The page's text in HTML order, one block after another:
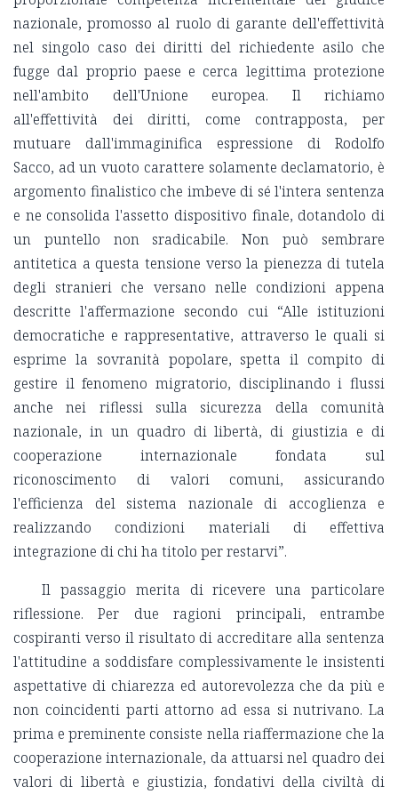
nazionale, promosso al ruolo di garante dell'effettività
nel singolo caso dei diritti del richiedente asilo che
fugge dal proprio paese e cerca legittima protezione
nell'ambito dell'Unione europea. Il richiamo
all'effettività dei diritti, come contrapposta, per
mutuare dall'immaginifica espressione di Rodolfo
Sacco, ad un vuoto carattere solamente declamatorio, è
argomento finalistico che imbeve di sé l'intera sentenza
e ne consolida l'assetto dispositivo finale, dotandolo di
un puntello non sradicabile. Non può sembrare
antitetica a questa tensione verso la pienezza di tutela
degli stranieri che versano nelle condizioni appena
descritte l'affermazione secondo cui “Alle istituzioni
democratiche e rappresentative, attraverso le quali si
esprime la sovranità popolare, spetta il compito di
gestire il fenomeno migratorio, disciplinando i flussi
anche nei riflessi sulla sicurezza della comunità
nazionale, in un quadro di libertà, di giustizia e di
cooperazione internazionale fondata sul
riconoscimento di valori comuni, assicurando
l'efficienza del sistema nazionale di accoglienza e
realizzando condizioni materiali di effettiva
integrazione di chi ha titolo per restarvi”.
Il passaggio merita di ricevere una particolare
riflessione. Per due ragioni principali, entrambe
cospiranti verso il risultato di accreditare alla sentenza
l'attitudine a soddisfare complessivamente le insistenti
aspettative di chiarezza ed autorevolezza che da più e
non coincidenti parti attorno ad essa si nutrivano. La
prima e preminente consiste nella riaffermazione che la
cooperazione internazionale, da attuarsi nel quadro dei
valori di libertà e giustizia, fondativi della civiltà di